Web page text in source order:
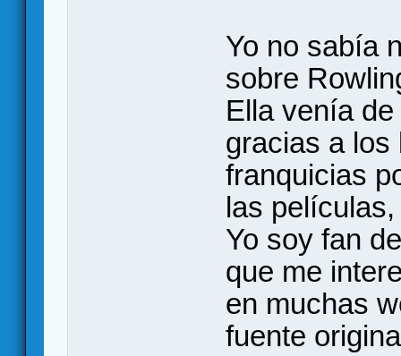
Yo no sabía
sobre
Ella venía
gracias a los
franquicias
las
Yo soy fan
que me
en muchas
fuente